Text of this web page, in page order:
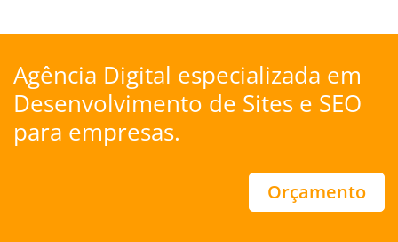
Agência Digital especializada em
Desenvolvimento de Sites e SEO
para empresas.
Orçamento